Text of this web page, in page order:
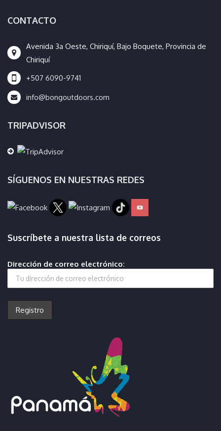
CONTACTO
Avenida 3a Oeste, Chiriquí, Bajo Boquete, Provincia de
Chiriquí
+507 6090-9741
info@bongoutdoors.com
TRIPADVISOR
SÍGUENOS EN NUESTRAS REDES
Suscríbete a nuestra lista de correos
Dirección de correo electrónico: